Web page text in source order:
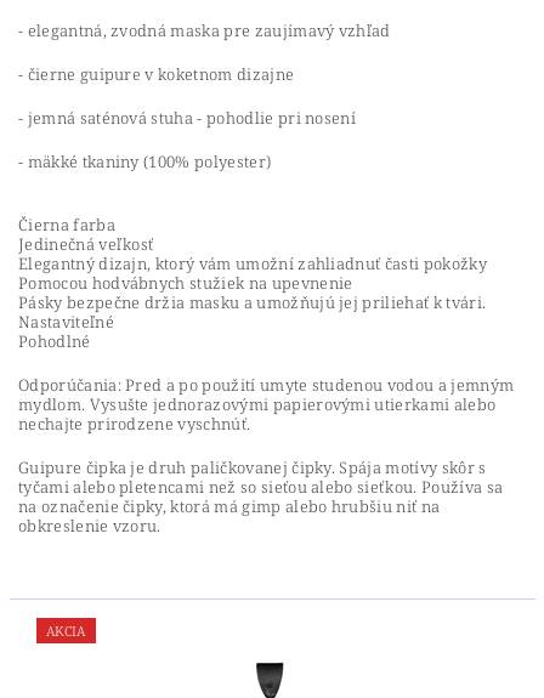
- elegantná, zvodná maska ​​pre zaujímavý vzhľad
- čierne guipure v koketnom dizajne
- jemná saténová stuha - pohodlie pri nosení
- mäkké tkaniny (100% polyester)
Čierna farba
Jedinečná veľkosť
Elegantný dizajn, ktorý vám umožní zahliadnuť časti pokožky
Pomocou hodvábnych stužiek na upevnenie
Pásky bezpečne držia masku a umožňujú jej priliehať k tvári.
Nastaviteľné
Pohodlné
Odporúčania: Pred a po použití umyte studenou vodou a jemným
mydlom. Vysušte jednorazovými papierovými utierkami alebo
nechajte prirodzene vyschnúť.
Guipure čipka je druh paličkovanej čipky. Spája motívy skôr s
tyčami alebo pletencami než so sieťou alebo sieťkou. Používa sa
na označenie čipky, ktorá má gimp alebo hrubšiu niť na
obkreslenie vzoru.
AKCIA